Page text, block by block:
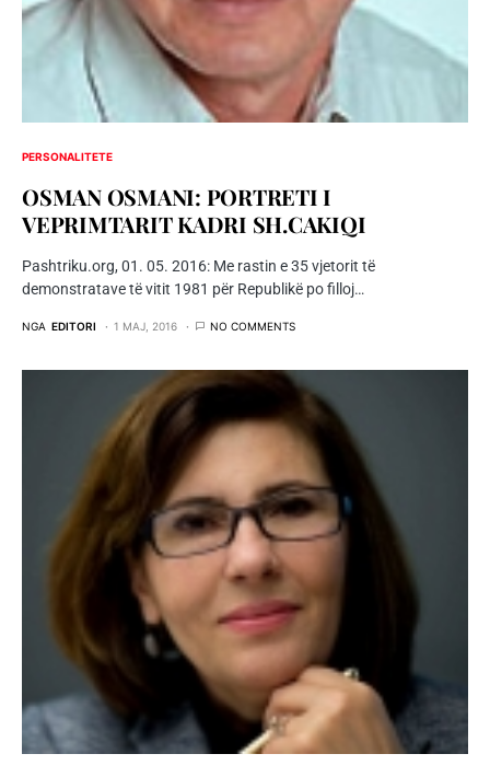
PERSONALITETE
OSMAN OSMANI: PORTRETI I
VEPRIMTARIT KADRI SH.CAKIQI
Pashtriku.org, 01. 05. 2016: Me rastin e 35 vjetorit të
demonstratave të vitit 1981 për Republikë po filloj…
NGA EDITORI 1 MAJ, 2016 NO COMMENTS